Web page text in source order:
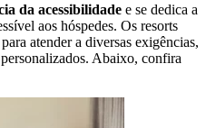
da acessibilidade e se dedica a
aos hóspedes. Os resorts
atender a diversas exigências,
Abaixo, confira